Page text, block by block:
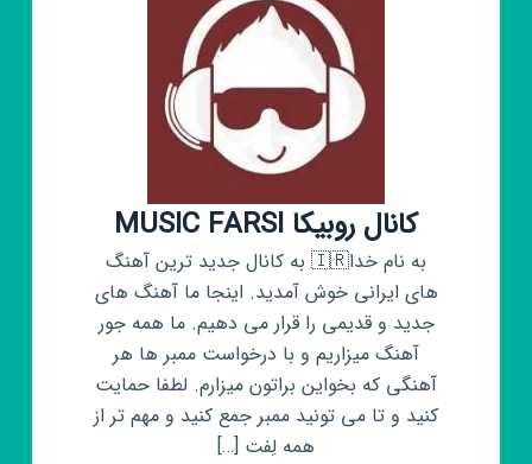
کانال روبیکا MUSIC FARSI
به نام خدا🇮🇷 به کانال جدید ترین آهنگ
های ایرانی خوش آمدید. اینجا ما آهنگ های
جدید و قدیمی را قرار می دهیم. ما همه جور
آهنگ میزاریم و با درخواست ممبر ها هر
آهنگی که بخواین براتون میزارم. لطفا حمایت
کنید و تا می تونید ممبر جمع کنید و مهم تر از
همه لِفت […]